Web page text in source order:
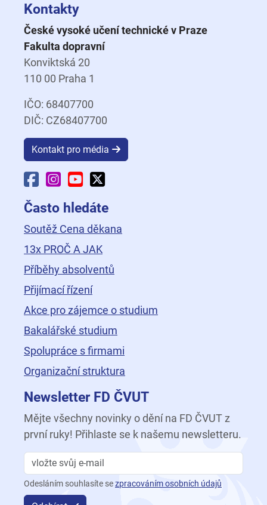
Kontakty
České vysoké učení technické v Praze
Fakulta dopravní
Konviktská 20
110 00 Praha 1
IČO: 68407700
DIČ: CZ68407700
Kontakt pro média
Facebook Fakulty dopravní
Instagram Fakulty dopravní
YouTube Fakulty dopravní
Často hledáte
Soutěž Cena děkana
13x PROČ A JAK
Příběhy absolventů
Přijímací řízení
Akce pro zájemce o studium
Bakalářské studium
Spolupráce s firmami
Organizační struktura
Newsletter FD ČVUT
Mějte všechny novinky o dění na FD ČVUT z
první ruky! Přihlaste se k našemu newsletteru.
Odesláním souhlasíte sezpracováním osobních údajů